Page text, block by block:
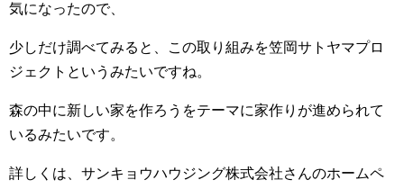
気になったので、
少しだけ調べてみると、この取り組みを笠岡サトヤマプロ
ジェクトというみたいですね。
森の中に新しい家を作ろうをテーマに家作りが進められて
いるみたいです。
詳しくは、サンキョウハウジング株式会社さんのホームペ